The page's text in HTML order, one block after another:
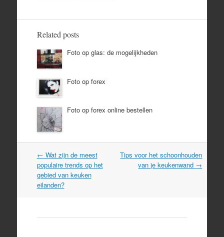
Related posts
Foto op glas: de mogelijkheden
Foto op forex
Foto op forex online bestellen
Post
navigation
← Wat zijn de meest
populaire trends op het
gebied van keuken
eilanden?
Tips voor het schoonhouden
van je keukenwand →